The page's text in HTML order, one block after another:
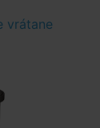
vrátane